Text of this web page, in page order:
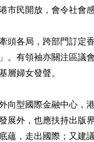
民開放，會令社會感
頭各局，跨部門訂定
。有領袖亦關注區議
層婦女發聲。
向型國際金融中心，
外，也應扶持出版
蘊，走出國際；又建